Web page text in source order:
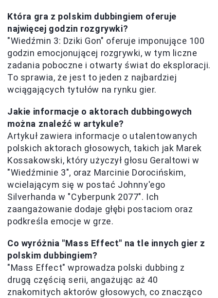
Która gra z polskim dubbingiem oferuje
najwięcej godzin rozgrywki?
"Wiedźmin 3: Dziki Gon" oferuje imponujące 100
godzin emocjonującej rozgrywki, w tym liczne
zadania poboczne i otwarty świat do eksploracji.
To sprawia, że jest to jeden z najbardziej
wciągających tytułów na rynku gier.
Jakie informacje o aktorach dubbingowych
można znaleźć w artykule?
Artykuł zawiera informacje o utalentowanych
polskich aktorach głosowych, takich jak Marek
Kossakowski, który użyczył głosu Geraltowi w
"Wiedźminie 3", oraz Marcinie Dorocińskim,
wcielającym się w postać Johnny'ego
Silverhanda w "Cyberpunk 2077". Ich
zaangażowanie dodaje głębi postaciom oraz
podkreśla emocje w grze.
Co wyróżnia "Mass Effect" na tle innych gier z
polskim dubbingiem?
"Mass Effect" wprowadza polski dubbing z
drugą częścią serii, angażując aż 40
znakomitych aktorów głosowych, co znacząco